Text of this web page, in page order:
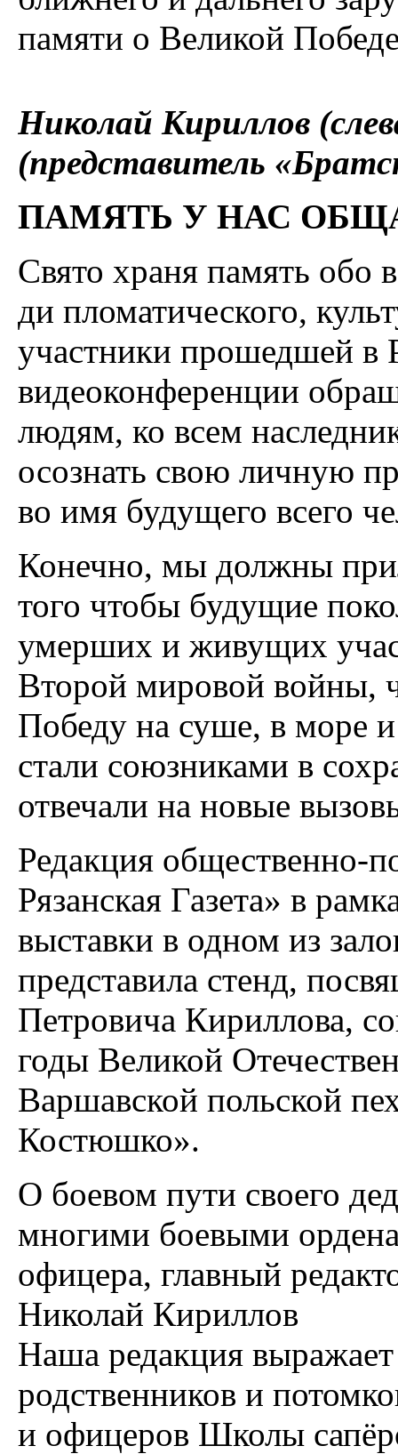
памяти о Великой
Николай Кириллов
(представитель
ПАМЯТЬ У НАС
Свято храня память обо
ди пломатического,
участники прошедшей в
видеоконференции
людям, ко всем
осознать свою личную
во имя будущего всего
Конечно, мы должны
того чтобы будущие
умерших и живущих
Второй мировой войны,
Победу на суше, в море и
стали союзниками в
отвечали на новые
Редакция общественно-
Рязанская Газета» в
выставки в одном из
представила стенд,
Петровича Кириллова,
годы Великой
Варшавской польской
Костюшко».
О боевом пути своего
многими боевыми
офицера, главный
Николай Кириллов
Наша редакция
родственников и
и офицеров Школы